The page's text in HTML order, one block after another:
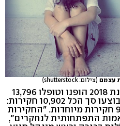
עצמם(צילום: shutterstock)
על פי נתוני השירות, בשנת 2018 הופנו וטופלו 13,796
בקשות לחקירות, מתוכן בוצעו סך הכל 10,902 חקירות:
9,933 חקירות ילדים, 969 חקירות מיוחדות. "החקירות
התפתחותית לנחקרים",